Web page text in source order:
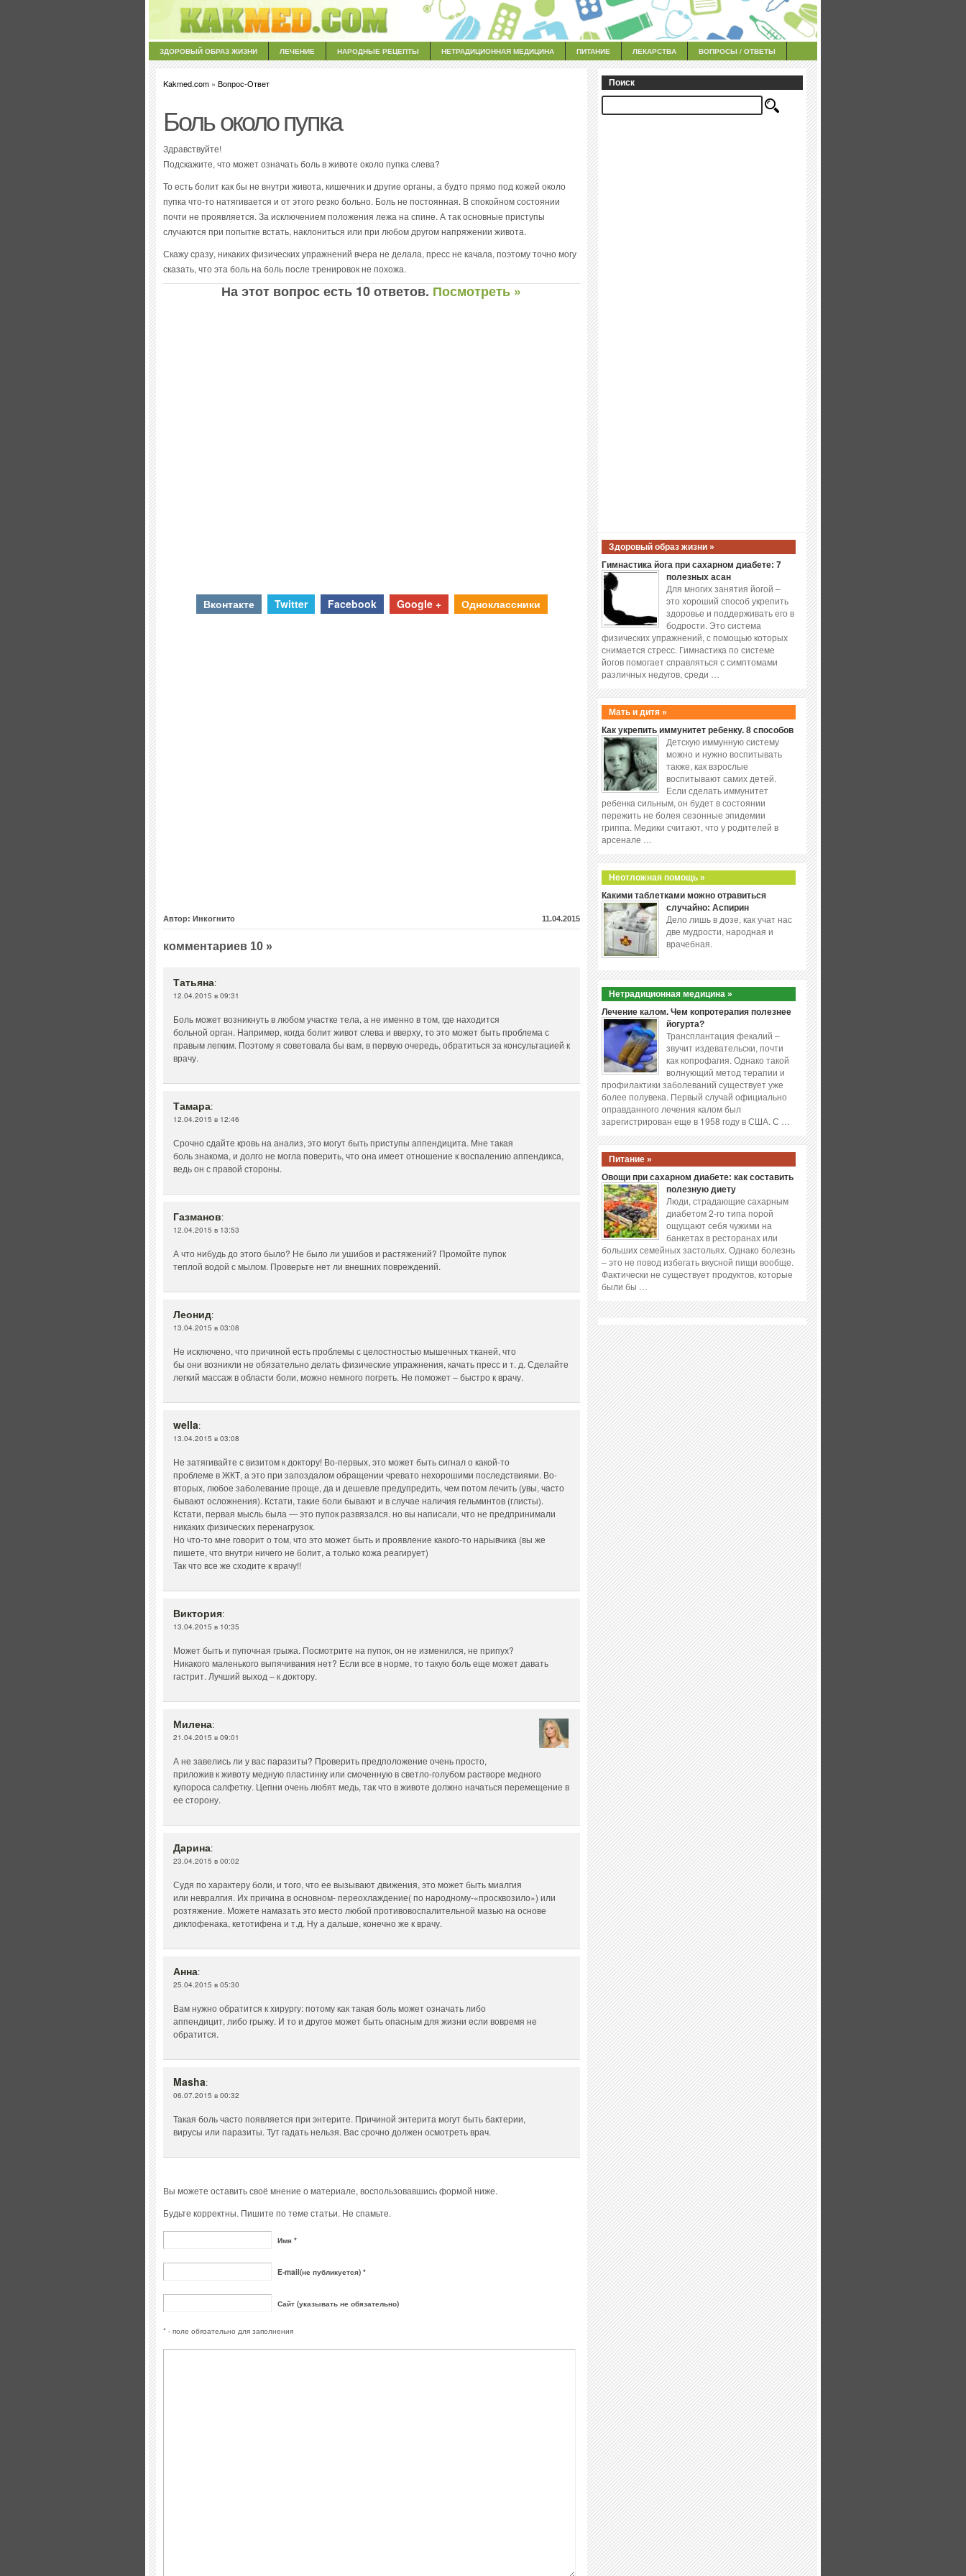
ЗДОРОВЫЙ ОБРАЗ ЖИЗНИ ЛЕЧЕНИЕ НАРОДНЫЕ РЕЦЕПТЫ НЕТРАДИЦИОННАЯ МЕДИЦИНА ПИТАНИЕ ЛЕКАРСТВА ВОПРОСЫ / ОТВЕТЫ
Kakmed.com » Вопрос-Ответ
Боль около пупка
Здравствуйте!
Подскажите, что может означать боль в животе около пупка слева?
То есть болит как бы не внутри живота, кишечник и другие органы, а будто прямо под кожей около
пупка что-то натягивается и от этого резко больно. Боль не постоянная. В спокойном состоянии
почти не проявляется. За исключением положения лежа на спине. А так основные приступы
случаются при попытке встать, наклониться или при любом другом напряжении живота.
Скажу сразу, никаких физических упражнений вчера не делала, пресс не качала, поэтому точно могу
сказать, что эта боль на боль после тренировок не похожа.
На этот вопрос есть 10 ответов. Посмотреть »
Вконтакте Twitter Facebook Google + Одноклассники
Автор: Инкогнито 11.04.2015
комментариев 10 »
Татьяна:
12.04.2015 в 09:31
Боль может возникнуть в любом участке тела, а не именно в том, где находится
больной орган. Например, когда болит живот слева и вверху, то это может быть проблема с
правым легким. Поэтому я советовала бы вам, в первую очередь, обратиться за консультацией к
врачу.
Тамара:
12.04.2015 в 12:46
Срочно сдайте кровь на анализ, это могут быть приступы аппендицита. Мне такая
боль знакома, и долго не могла поверить, что она имеет отношение к воспалению аппендикса,
ведь он с правой стороны.
Газманов:
12.04.2015 в 13:53
А что нибудь до этого было? Не было ли ушибов и растяжений? Промойте пупок
теплой водой с мылом. Проверьте нет ли внешних повреждений.
Леонид:
13.04.2015 в 03:08
Не исключено, что причиной есть проблемы с целостностью мышечных тканей, что
бы они возникли не обязательно делать физические упражнения, качать пресс и т. д. Сделайте
легкий массаж в области боли, можно немного погреть. Не поможет – быстро к врачу.
wella:
13.04.2015 в 03:08
Не затягивайте с визитом к доктору! Во-первых, это может быть сигнал о какой-то
проблеме в ЖКТ, а это при запоздалом обращении чревато нехорошими последствиями. Во-
вторых, любое заболевание проще, да и дешевле предупредить, чем потом лечить (увы, часто
бывают осложнения). Кстати, такие боли бывают и в случае наличия гельминтов (глисты).
Кстати, первая мысль была — это пупок развязался. но вы написали, что не предпринимали
никаких физических перенагрузок.
Но что-то мне говорит о том, что это может быть и проявление какого-то нарывчика (вы же
пишете, что внутри ничего не болит, а только кожа реагирует)
Так что все же сходите к врачу!!
Виктория:
13.04.2015 в 10:35
Может быть и пупочная грыжа. Посмотрите на пупок, он не изменился, не припух?
Никакого маленького выпячивания нет? Если все в норме, то такую боль еще может давать
гастрит. Лучший выход – к доктору.
Милена:
21.04.2015 в 09:01
А не завелись ли у вас паразиты? Проверить предположение очень просто,
приложив к животу медную пластинку или смоченную в светло-голубом растворе медного
купороса салфетку. Цепни очень любят медь, так что в животе должно начаться перемещение в
ее сторону.
Дарина:
23.04.2015 в 00:02
Судя по характеру боли, и того, что ее вызывают движения, это может быть миалгия
или невралгия. Их причина в основном- переохлаждение( по народному-«просквозило») или
розтяжение. Можете намазать это место любой противовоспалительной мазью на основе
диклофенака, кетотифена и т.д. Ну а дальше, конечно же к врачу.
Анна:
25.04.2015 в 05:30
Вам нужно обратится к хирургу: потому как такая боль может означать либо
аппендицит, либо грыжу. И то и другое может быть опасным для жизни если вовремя не
обратится.
Masha:
06.07.2015 в 00:32
Такая боль часто появляется при энтерите. Причиной энтерита могут быть бактерии,
вирусы или паразиты. Тут гадать нельзя. Вас срочно должен осмотреть врач.
Вы можете оставить своё мнение о материале, воспользовавшись формой ниже.
Будьте корректны. Пишите по теме статьи. Не спамьте.
Имя *
E-mail(не публикуется) *
Сайт (указывать не обязательно)
* - поле обязательно для заполнения
Поиск
Здоровый образ жизни »
Гимнастика йога при сахарном диабете: 7
полезных асан
Для многих занятия йогой –
это хороший способ укрепить
здоровье и поддерживать его в
бодрости. Это система
физических упражнений, с помощью которых
снимается стресс. Гимнастика по системе
йогов помогает справляться с симптомами
различных недугов, среди …
Мать и дитя »
Как укрепить иммунитет ребенку. 8 способов
Детскую иммунную систему
можно и нужно воспитывать
также, как взрослые
воспитывают самих детей.
Если сделать иммунитет
ребенка сильным, он будет в состоянии
пережить не болея сезонные эпидемии
гриппа. Медики считают, что у родителей в
арсенале …
Неотложная помощь »
Какими таблетками можно отравиться
случайно: Аспирин
Дело лишь в дозе, как учат нас
две мудрости, народная и
врачебная.
Нетрадиционная медицина »
Лечение калом. Чем копротерапия полезнее
йогурта?
Трансплантация фекалий –
звучит издевательски, почти
как копрофагия. Однако такой
волнующий метод терапии и
профилактики заболеваний существует уже
более полувека. Первый случай официально
оправданного лечения калом был
зарегистрирован еще в 1958 году в США. С …
Питание »
Овощи при сахарном диабете: как составить
полезную диету
Люди, страдающие сахарным
диабетом 2-го типа порой
ощущают себя чужими на
банкетах в ресторанах или
больших семейных застольях. Однако болезнь
– это не повод избегать вкусной пищи вообще.
Фактически не существует продуктов, которые
были бы …